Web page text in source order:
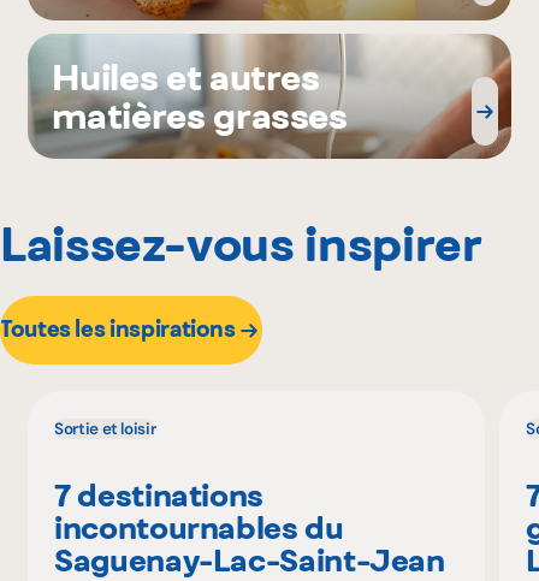
Huiles et autres
matières grasses
Laissez-vous inspirer
Toutes les inspirations
Sortie et loisir
7 destinations
incontournables du
Saguenay-Lac-Saint-Jean